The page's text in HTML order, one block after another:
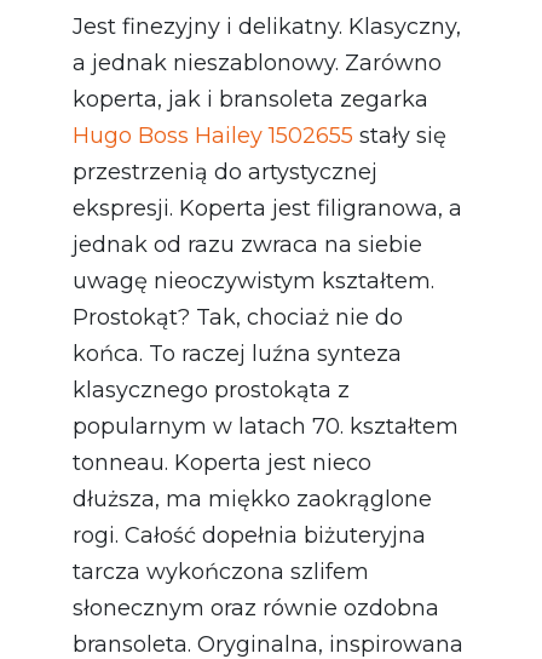
Jest finezyjny i delikatny. Klasyczny,
a jednak nieszablonowy. Zarówno
koperta, jak i bransoleta zegarka
Hugo Boss Hailey 1502655 stały się
przestrzenią do artystycznej
ekspresji. Koperta jest filigranowa, a
jednak od razu zwraca na siebie
uwagę nieoczywistym kształtem.
Prostokąt? Tak, chociaż nie do
końca. To raczej luźna synteza
klasycznego prostokąta z
popularnym w latach 70. kształtem
tonneau. Koperta jest nieco
dłuższa, ma miękko zaokrąglone
rogi. Całość dopełnia biżuteryjna
tarcza wykończona szlifem
słonecznym oraz równie ozdobna
bransoleta. Oryginalna, inspirowana